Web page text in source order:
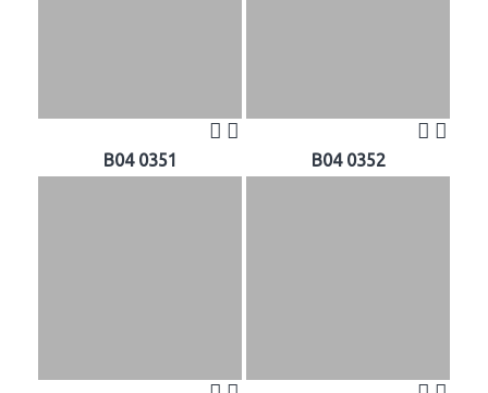
B04 0351 B04 0352